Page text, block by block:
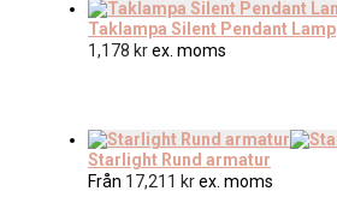
Taklampa Silent Pendant Lamp
1,178 krex. moms
Starlight Rund armatur
Från 17,211 krex. moms